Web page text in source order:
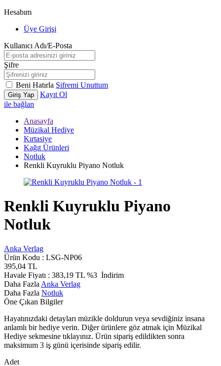
Hesabım
Üye Girişi
Kullanıcı Adı/E-Posta
Şifre
Beni Hatırla Şifremi Unuttum
Giriş Yap
Kayıt Ol
ile bağlan
Anasayfa
Müzikal Hediye
Kırtasiye
Kağıt Ürünleri
Notluk
Renkli Kuyruklu Piyano Notluk
Renkli Kuyruklu Piyano
Notluk
Anka Verlag
Ürün Kodu : LSG-NP06
395,04 TL
Havale Fiyatı : 383,19 TL %3 İndirim
Daha Fazla Anka Verlag
Daha Fazla Notluk
Öne Çıkan Bilgiler
Hayatınızdaki detayları müzikle doldurun veya sevdiğiniz insana
anlamlı bir hediye verin. Diğer ürünlere göz atmak için Müzikal
Hediye sekmesine tıklayınız. Ürün sipariş edildikten sonra
maksimum 3 iş günü içerisinde sipariş edilir.
Adet